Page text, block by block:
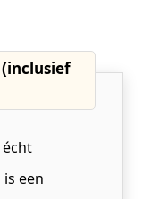
écht
een